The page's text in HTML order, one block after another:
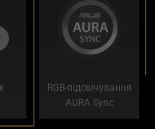
RGB-підсвічування
AURA Sync